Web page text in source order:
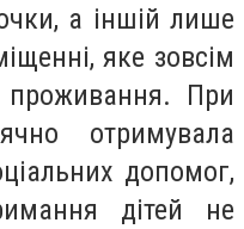
а іншій лише
яке зовсім
проживання. При
отримувала
допомог,
дітей не